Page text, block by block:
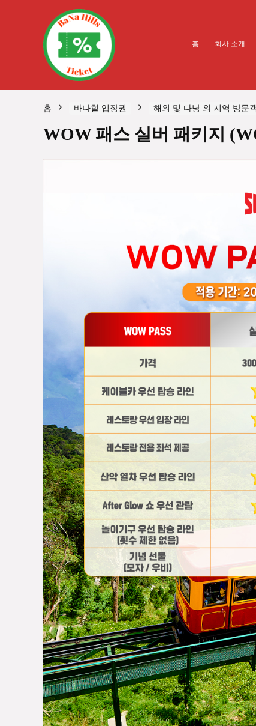
홈 회사 소개
홈 바나힐 입장권 해외 및 다낭 외 지역 방문객
WOW 패스 실버 패키지